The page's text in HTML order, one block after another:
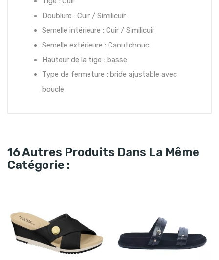
Doublure : Cuir / Similicuir
Semelle intérieure : Cuir / Similicuir
Semelle extérieure : Caoutchouc
Hauteur de la tige : basse
Type de fermeture : bride ajustable avec
boucle
16 Autres Produits Dans La Même
Catégorie :